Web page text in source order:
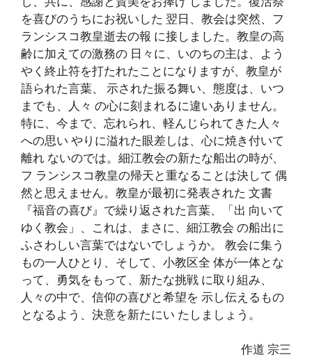
を喜びのうちにお祝いした 翌日、教会は突然、フ
ランシスコ教皇逝去の報 に接しました。教皇の高
齢に加えての激務の 日々に、いのちの主は、よう
やく終止符を打たれたことになりますが、教皇が
語られた言葉、 示された振る舞い、態度は、いつ
までも、人々 の心に刻まれるに違いありません。
特に、今まで、忘れられ、軽んじられてきた人々
への思い やりに溢れた眼差しは、心に焼き付いて
離れ ないのでは。細江教会の新たな船出の時が、
フ ランシスコ教皇の帰天と重なることは決して 偶
然と思えません。教皇が最初に発表された 文書
『福音の喜び』で繰り返された言葉、「出 向いて
ゆく教会」、これは、まさに、細江教会 の船出に
ふさわしい言葉ではないでしょうか。 教会に集う
もの一人ひとり、そして、小教区全 体が一体とな
って、勇気をもって、新たな挑戦 に取り組み、
人々の中で、信仰の喜びと希望を 示し伝えるもの
となるよう、決意を新たにい たしましょう。
作道 宗三